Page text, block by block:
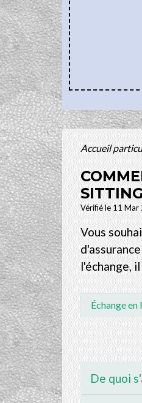
Accueil
Vérifié le 11
Vous
l'échange,
Échange en
De quoi